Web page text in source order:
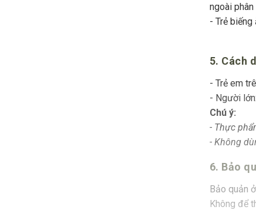
ngoài
-
5. Cách
- Trẻ em
- Người
Chú ý:
- Thực
- Không
6. Bảo
Bảo quản
Không để